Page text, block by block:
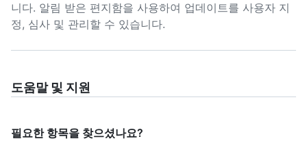
니다. 알림 받은 편지함을 사용하여 업데이트를 사용자 지
정, 심사 및 관리할 수 있습니다.
도움말 및 지원
필요한 항목을 찾으셨나요?